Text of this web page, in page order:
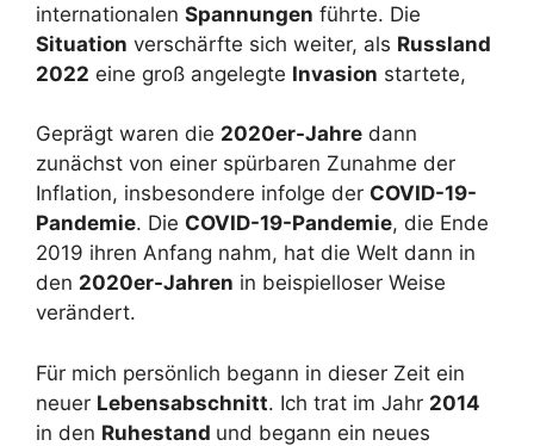
internationalen Spannungen führte. Die
Situation verschärfte sich weiter, als Russland
2022 eine groß angelegte Invasion startete,
Geprägt waren die 2020er-Jahre dann
zunächst von einer spürbaren Zunahme der
Inflation, insbesondere infolge der COVID-19-
Pandemie. Die COVID-19-Pandemie, die Ende
2019 ihren Anfang nahm, hat die Welt dann in
den 2020er-Jahren in beispielloser Weise
verändert.
Für mich persönlich begann in dieser Zeit ein
neuer Lebensabschnitt. Ich trat im Jahr 2014
in den Ruhestand und begann ein neues